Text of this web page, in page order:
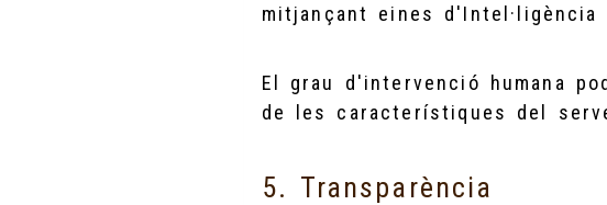
mitjançant eines
El grau d'intervenció humana
de les característiques del
5. Transparència